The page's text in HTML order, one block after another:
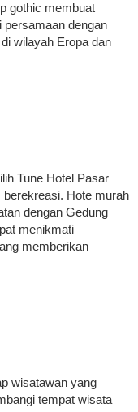
gothic membuat
persamaan dengan
wilayah Eropa dan
Tune Hotel Pasar
Hote murah
dengan Gedung
menikmati
memberikan
wisatawan yang
tempat wisata